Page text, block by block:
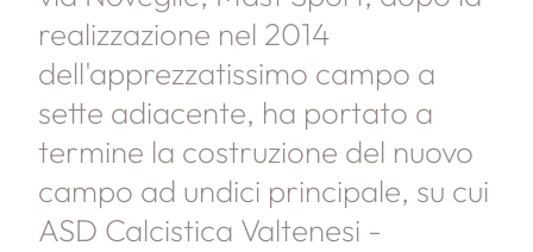
realizzazione nel 2014
dell'apprezzatissimo campo a
sette adiacente, ha portato a
termine la costruzione del nuovo
campo ad undici principale, su cui
ASD Calcistica Valtenesi -